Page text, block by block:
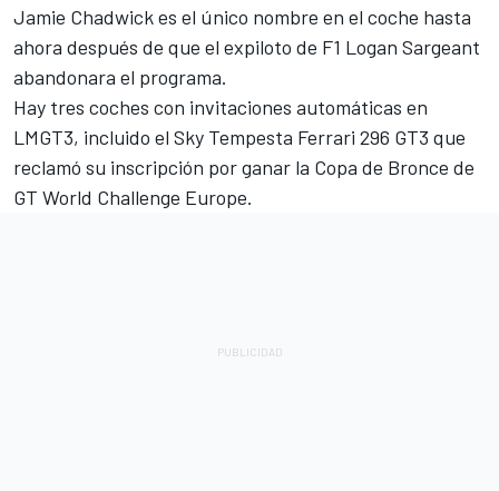
Jamie Chadwick es el único nombre en el coche hasta
ahora después de que el expiloto de F1 Logan Sargeant
abandonara el programa.
Hay tres coches con invitaciones automáticas en
LMGT3, incluido el Sky Tempesta Ferrari 296 GT3 que
reclamó su inscripción por ganar la Copa de Bronce de
GT World Challenge Europe.